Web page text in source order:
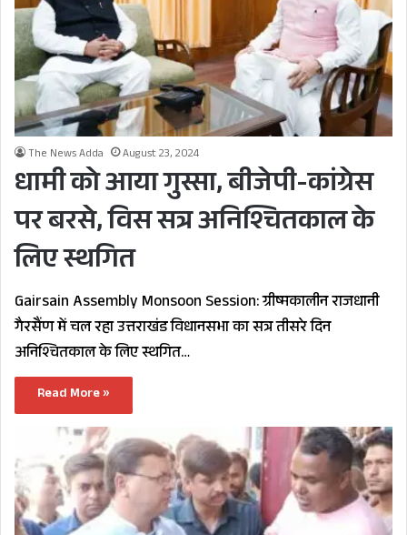
The News Adda August 23, 2024
धामी को आया गुस्सा, बीजेपी-कांग्रेस
पर बरसे, विस सत्र अनिश्चितकाल के
लिए स्थगित
Gairsain Assembly Monsoon Session: ग्रीष्मकालीन राजधानी
गैरसैंण में चल रहा उत्तराखंड विधानसभा का सत्र तीसरे दिन
अनिश्चितकाल के लिए स्थगित…
Read More »